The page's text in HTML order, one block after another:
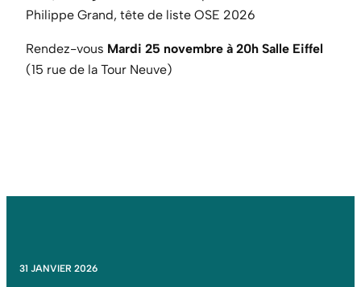
Philippe Grand, tête de liste OSE 2026
Rendez-vous Mardi 25 novembre à 20h Salle Eiffel
(15 rue de la Tour Neuve)
31 JANVIER 2026